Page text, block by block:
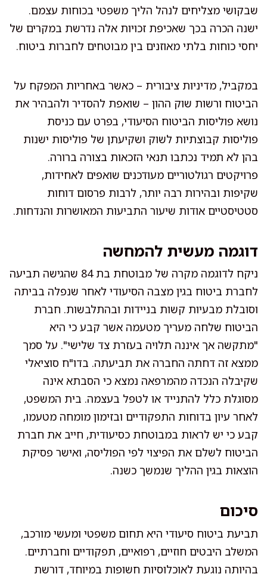
שבקושי מצליחים לנהל הליך משפטי בכוחות עצמם.
ישנה הכרה בכך שאכיפת זכויות אלה נדרשת במקרים של
יחסי כוחות בלתי מאוזנים בין מבוטחים לחברות ביטוח.
במקביל, מדיניות ציבורית – כאשר באחריות המפקח על
הביטוח ורשות שוק ההון – שואפת להסדיר ולהבהיר את
נושא פוליסות הביטוח הסיעודי, בפרט עם כניסת
פוליסות קבוצתיות לשוק ושקיעתן של פוליסות ישנות
בהן לא תמיד נכתבו תנאי הזכאות בצורה ברורה.
פרויקטים רגולטוריים מעודכנים שואפים לאחידות,
שקיפות ובהירות רבה יותר, לרבות פרסום דוחות
סטטיסטיים אודות שיעור התביעות המאושרות והנדחות.
דוגמה מעשית להמחשה
ניקח לדוגמה מקרה של מבוטחת בת 84 שהגישה תביעה
לחברת ביטוח בגין מצבה הסיעודי לאחר שנפלה בביתה
וסובלת מבעיות קשות בניידות ובהתלבשות. חברת
הביטוח שלחה מעריך מטעמה אשר קבע כי היא
"מתקשה אך איננה תלויה בעזרת צד שלישי". על סמך
ממצא זה דחתה החברה את תביעתה. בדו"ח סוציאלי
שקיבלה הנכדה מהמרפאה נמצא כי הסבתא אינה
מסוגלת כלל להתנייד או לטפל בעצמה. בית המשפט,
לאחר עיון בדוחות התפקודיים ובזימון מומחה מטעמו,
קבע כי יש לראות במבוטחת כסיעודית, חייב את חברת
הביטוח לשלם את הפיצוי לפי הפוליסה, ואישר פסיקת
הוצאות בגין ההליך שנמשך כשנה.
סיכום
תביעת ביטוח סיעודי היא תחום משפטי ומעשי מורכב,
המשלב היבטים חוזיים, רפואיים, תפקודיים וחברתיים.
בהיותה נוגעת לאוכלוסיות חשופות במיוחד, דורשת